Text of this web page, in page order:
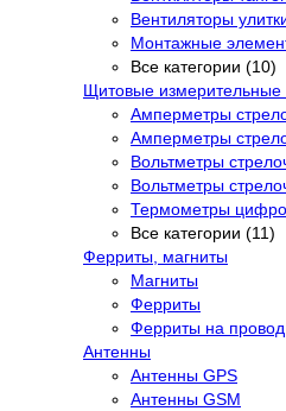
Вентиляторы
Монтажные
Все категории (10)
Щитовые
Амперметры
Амперметры
Вольтметры
Вольтметры
Термометры
Все категории (11)
Ферриты, магниты
Магниты
Ферриты
Ферриты на провод
Антенны
Антенны GPS
Антенны GSM